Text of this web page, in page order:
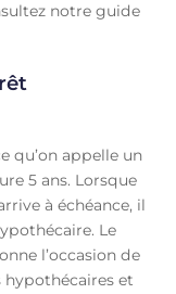
notre guide
qu’on appelle un
5 ans. Lorsque
à échéance, il
Le
l’occasion de
hypothécaires et